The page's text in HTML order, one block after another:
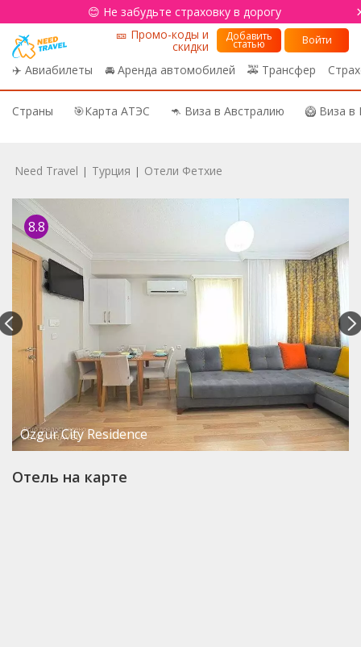
😊 Не забудьте страховку в дорогу
✈️ Авиабилеты 🚘 Аренда автомобилей 🚕 Трансфер
🎫 Промо-коды и
скидки
Добавить
статью Войти
Страны 🎯Карта АТЭС 🦘 Виза в Австралию 🥝 Виза
Need Travel | Турция | Отели Фетхие
8.8
Ozgur City Residence
Отель на карте